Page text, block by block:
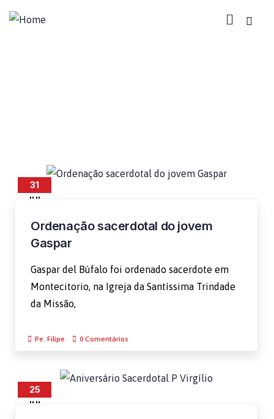
31
JUL
Ordenação sacerdotal do jovem
Gaspar
Gaspar del Búfalo foi ordenado sacerdote em
Montecitorio, na Igreja da Santíssima Trindade
da Missão,
Pe. Filipe 0 Comentários
25
JUL